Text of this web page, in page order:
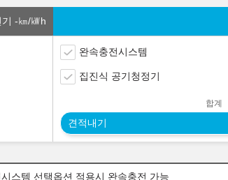
기 -㎞/㎾h
완속충전시스템
집진식 공기청정기
합계
견적내기
스템 선택옵션 적용시 완속충전 가능